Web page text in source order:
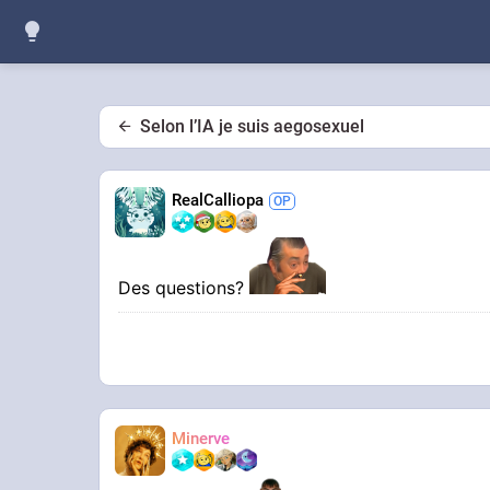
Selon l’IA je suis aegosexuel
RealCalliopa
Des questions?
Minerve